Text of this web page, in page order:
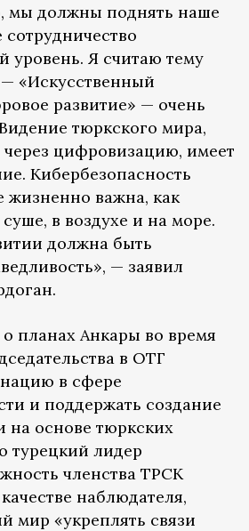
мы должны поднять наше
сотрудничество
уровень. Я считаю тему
«Искусственный
развитие» — очень
тюркского мира,
цифровизацию, имеет
Кибербезопасность
жизненно важна, как
в воздухе и на море.
должна быть
— заявил
планах Анкары во время
в ОТГ
в сфере
и поддержать создание
на основе тюркских
турецкий лидер
членства ТРСК
наблюдателя,
мир «укреплять связи